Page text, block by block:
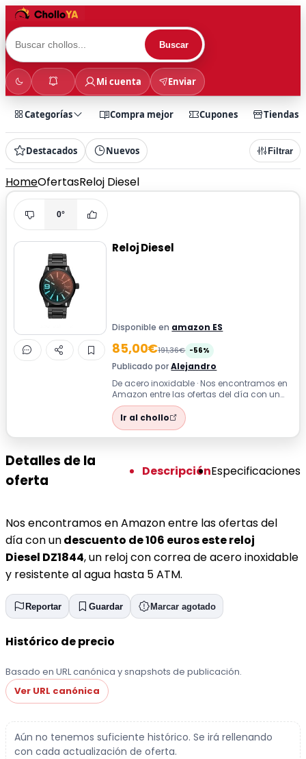
Buscar
Mi cuenta Enviar
Categorías Compra mejor Cupones Tiendas
Destacados Nuevos Filtrar
HomeOfertasReloj Diesel
0°
Reloj Diesel
Disponible en amazon ES
85,00€191,36€ -56%
Publicado porAlejandro
De acero inoxidable · Nos encontramos en
Amazon entre las ofertas del día con un
descuento de 106 euros este reloj Di...
Ir al chollo
Detalles de la
oferta
DescripciónEspecificaciones
Nos encontramos en Amazon entre las ofertas del
día con undescuento de 106 euros este reloj
Diesel DZ1844, un reloj con correa de acero inoxidable
y resistente al agua hasta 5 ATM.
Reportar Guardar Marcar agotado
Histórico de precio
Basado en URL canónica y snapshots de publicación.
Ver URL canónica
Aún no tenemos suficiente histórico. Se irá rellenando
con cada actualización de oferta.